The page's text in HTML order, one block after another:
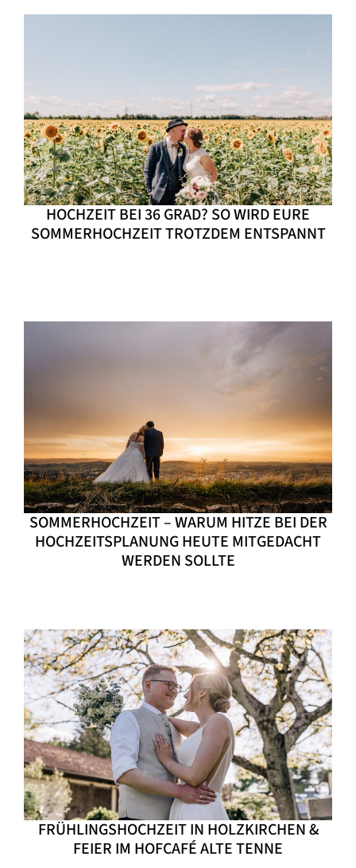
HOCHZEIT BEI 36 GRAD? SO WIRD EURE
SOMMERHOCHZEIT TROTZDEM ENTSPANNT
SOMMERHOCHZEIT – WARUM HITZE BEI DER
HOCHZEITSPLANUNG HEUTE MITGEDACHT
WERDEN SOLLTE
FRÜHLINGSHOCHZEIT IN HOLZKIRCHEN &
FEIER IM HOFCAFÉ ALTE TENNE